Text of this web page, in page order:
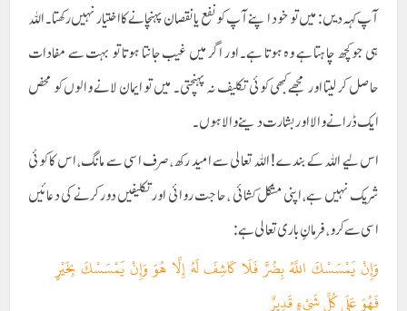
آپ کہہ دیں: میں تو خود اپنے آپ کو نفع یا نقصان پہنچانے کا اختیار نہیں رکھتا۔ اللہ
ہی جو کچھ چاہتا ہے وہ ہوتا ہے۔ اور اگر میں غیب جانتا ہوتا تو بہت سے مفادات
حاصل کر لیتا اور مجھے کبھی کوئی تکلیف نہ پہنچتی۔ میں تو ایمان لانے والوں کو محض
ایک ڈرانے والا اور بشارت دینے والا ہوں۔
اس لیے اللہ کے بندے! اللہ تعالی سے امید رکھ، صرف اسی سے مانگ، اس کا کوئی
شریک نہیں ہے، اپنی مشکل کشائی ، حاجت روائی اور تکلیفیں دور کرنے کی دعائیں
اسی سے کرو، فرمانِ باری تعالی ہے:
وَإِنْ يَمْسَسْكَ اللَّهُ بِضُرٍّ فَلَا كَاشِفَ لَهُ إِلَّا هُوَ وَإِنْ يَمْسَسْكَ بِخَيْرٍ
فَهُوَ عَلَى كُلِّ شَيْءٍ قَدِيرٌ